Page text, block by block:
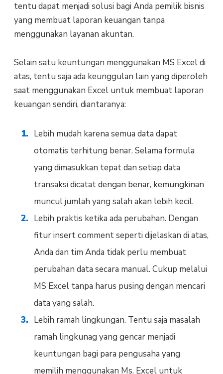
tentu dapat menjadi solusi bagi Anda pemilik bisnis
yang membuat laporan keuangan tanpa
menggunakan layanan akuntan.
Selain satu keuntungan menggunakan MS Excel di
atas, tentu saja ada keunggulan lain yang diperoleh
saat menggunakan Excel untuk membuat laporan
keuangan sendiri, diantaranya:
Lebih mudah karena semua data dapat
otomatis terhitung benar. Selama formula
yang dimasukkan tepat dan setiap data
transaksi dicatat dengan benar, kemungkinan
muncul jumlah yang salah akan lebih kecil.
Lebih praktis ketika ada perubahan. Dengan
fitur insert comment seperti dijelaskan di atas,
Anda dan tim Anda tidak perlu membuat
perubahan data secara manual. Cukup melalui
MS Excel tanpa harus pusing dengan mencari
data yang salah.
Lebih ramah lingkungan. Tentu saja masalah
ramah lingkunag yang gencar menjadi
keuntungan bagi para pengusaha yang
memilih menggunakan Ms. Excel untuk